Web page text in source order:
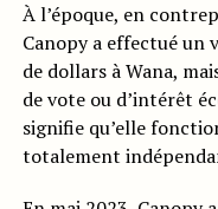
À l’époque, en
Canopy a effectué un
de dollars à Wana,
de vote ou d’intérêt
signifie qu’elle
totalement